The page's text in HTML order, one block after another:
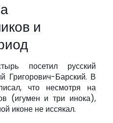
и
посетил русский
Григорович-Барский. В
что несмотря на
(игумен и три инока),
иконе не иссякал.